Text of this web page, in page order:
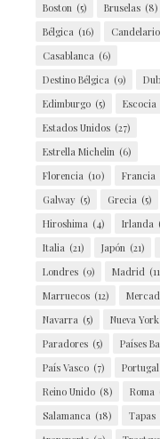
Boston (5) Bruselas (8)
Bélgica (16) Candelario
Casablanca (6)
Destino Bélgica (9)
Edimburgo (5) Escocia
Estados Unidos (27)
Estrella Michelin (6)
Florencia (10) Francia
Galway (5) Grecia (5)
Hiroshima (4) Irlanda
Italia (21) Japón (21)
Londres (9) Madrid
Marruecos (12)
Navarra (5) Nueva York
Paradores (5) Países
País Vasco (7) Portugal
Reino Unido (8) Roma
Salamanca (18) Tapas